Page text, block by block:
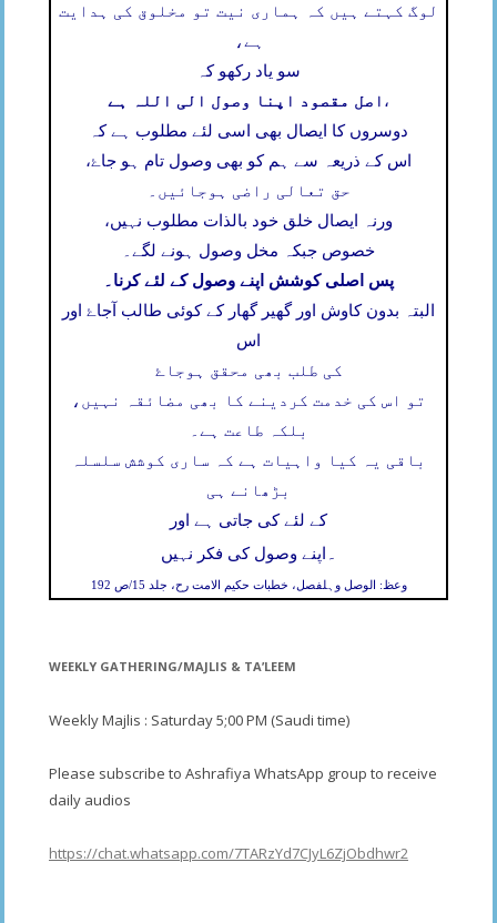
لوگ کہتے ہیں کہ ہماری نیت تو مخلوق کی ہدایت
ہے،
سو یاد رکھو کہ
اصل مقصود اپنا وصول الی اللہ ہے ،
دوسروں کا ایصال بھی اسی لئے مطلوب ہے کہ
اس کے ذریعہ سے ہم کو بھی وصول تام ہو جاۓ،
حق تعالی راضی ہوجائیں۔
ورنہ ایصال خلق خود بالذات مطلوب نہیں،
خصوص جبکہ مخل وصول ہونے لگے۔
پس اصلی کوشش اپنے وصول کے لئے کرنا۔
البتہ بدون کاوش اور گھیر گھار کے کوئی طالب آجاۓ اور
اس
کی طلب بھی محقق ہوجاۓ
تو اس کی خدمت کردینے کا بھی مضائقہ نہیں،
بلکہ طاعت ہے۔
باقی یہ کیا واہیات ہے کہ ساری کوشش سلسلہ
بڑھانے ہی
کے لئے کی جاتی ہے اور
اپنے وصول کی فکر نہیں
وعظ: الوصل وہلفصل، خطبات حکیم الامت رح، جلد 15/ص 192
WEEKLY GATHERING/MAJLIS & TA’LEEM
Weekly Majlis : Saturday 5;00 PM (Saudi time)
Please subscribe to Ashrafiya WhatsApp group to receive
daily audios
https://chat.whatsapp.com/7TARzYd7CJyL6ZjObdhwr2